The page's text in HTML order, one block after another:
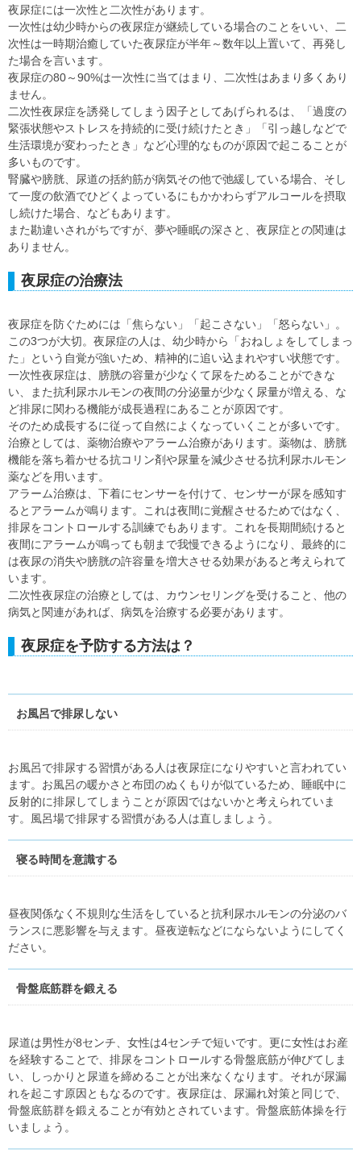
夜尿症には一次性と二次性があります。
一次性は幼少時からの夜尿症が継続している場合のことをいい、二
次性は一時期治癒していた夜尿症が半年～数年以上置いて、再発し
た場合を言います。
夜尿症の80～90%は一次性に当てはまり、二次性はあまり多くあり
ません。
二次性夜尿症を誘発してしまう因子としてあげられるは、「過度の
緊張状態やストレスを持続的に受け続けたとき」「引っ越しなどで
生活環境が変わったとき」など心理的なものが原因で起こることが
多いものです。
腎臓や膀胱、尿道の括約筋が病気その他で弛緩している場合、そし
て一度の飲酒でひどくよっているにもかかわらずアルコールを摂取
し続けた場合、などもあります。
また勘違いされがちですが、夢や睡眠の深さと、夜尿症との関連は
ありません。
夜尿症の治療法
夜尿症を防ぐためには「焦らない」「起こさない」「怒らない」。
この3つが大切。夜尿症の人は、幼少時から「おねしょをしてしまっ
た」という自覚が強いため、精神的に追い込まれやすい状態です。
一次性夜尿症は、膀胱の容量が少なくて尿をためることができな
い、また抗利尿ホルモンの夜間の分泌量が少なく尿量が増える、な
ど排尿に関わる機能が成長過程にあることが原因です。
そのため成長するに従って自然によくなっていくことが多いです。
治療としては、薬物治療やアラーム治療があります。薬物は、膀胱
機能を落ち着かせる抗コリン剤や尿量を減少させる抗利尿ホルモン
薬などを用います。
アラーム治療は、下着にセンサーを付けて、センサーが尿を感知す
るとアラームが鳴ります。これは夜間に覚醒させるためではなく、
排尿をコントロールする訓練でもあります。これを長期間続けると
夜間にアラームが鳴っても朝まで我慢できるようになり、最終的に
は夜尿の消失や膀胱の許容量を増大させる効果があると考えられて
います。
二次性夜尿症の治療としては、カウンセリングを受けること、他の
病気と関連があれば、病気を治療する必要があります。
夜尿症を予防する方法は？
お風呂で排尿しない
お風呂で排尿する習慣がある人は夜尿症になりやすいと言われてい
ます。お風呂の暖かさと布団のぬくもりが似ているため、睡眠中に
反射的に排尿してしまうことが原因ではないかと考えられていま
す。風呂場で排尿する習慣がある人は直しましょう。
寝る時間を意識する
昼夜関係なく不規則な生活をしていると抗利尿ホルモンの分泌のバ
ランスに悪影響を与えます。昼夜逆転などにならないようにしてく
ださい。
骨盤底筋群を鍛える
尿道は男性が8センチ、女性は4センチで短いです。更に女性はお産
を経験することで、排尿をコントロールする骨盤底筋が伸びてしま
い、しっかりと尿道を締めることが出来なくなります。それが尿漏
れを起こす原因ともなるのです。夜尿症は、尿漏れ対策と同じで、
骨盤底筋群を鍛えることが有効とされています。骨盤底筋体操を行
いましょう。